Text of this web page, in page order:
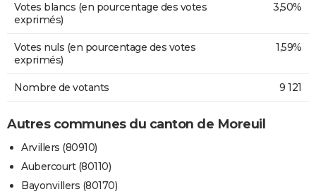
Votes blancs (en pourcentage des votes
exprimés)
3,50%
Votes nuls (en pourcentage des votes
exprimés)
1,59%
Nombre de votants 9 121
Autres communes du canton de Moreuil
Arvillers (80910)
Aubercourt (80110)
Bayonvillers (80170)